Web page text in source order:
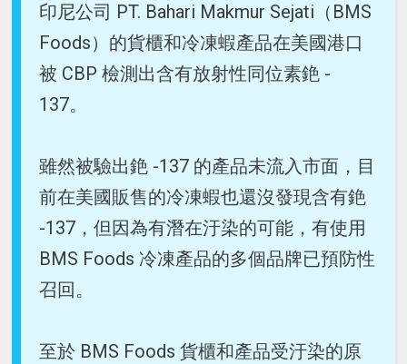
印尼公司 PT. Bahari Makmur Sejati（BMS
Foods）的貨櫃和冷凍蝦產品在美國港口
被 CBP 檢測出含有放射性同位素銫 -
137。
雖然被驗出銫 -137 的產品未流入市面，目
前在美國販售的冷凍蝦也還沒發現含有銫
-137，但因為有潛在汙染的可能，有使用
BMS Foods 冷凍產品的多個品牌已預防性
召回。
至於 BMS Foods 貨櫃和產品受汙染的原